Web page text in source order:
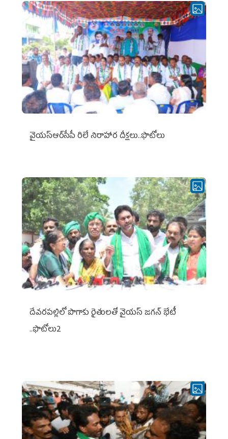
వైయ‌స్ఆర్‌సీపీ రిలే నిరాహార దీక్షలు..ఫొటోలు
దేవరపల్లిలో పొగాకు రైతులతో వైయస్ జగన్ భేటీ
..ఫొటోలు2